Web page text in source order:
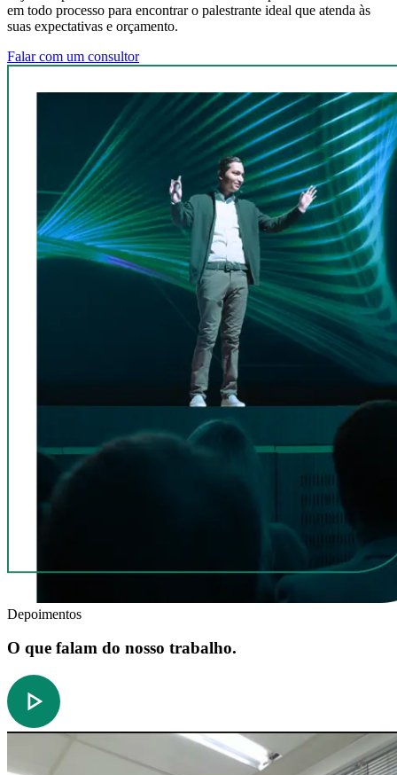
em todo processo para encontrar o palestrante ideal que atenda às
suas expectativas e orçamento.
Falar com um consultor
Depoimentos
O que falam do nosso trabalho.